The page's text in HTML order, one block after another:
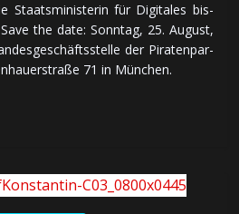
Staats­mi­nis­te­rin für Di­gi­ta­les bis­
the date: Sonn­tag, 25. Au­gust,
der Piraten­par­
71 in München.